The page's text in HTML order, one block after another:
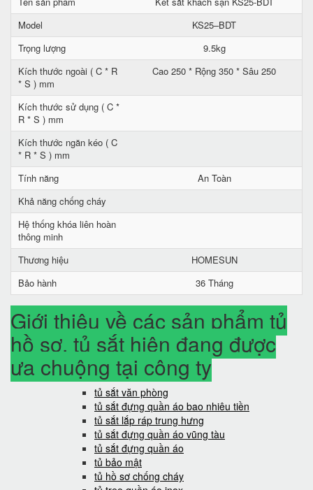
Model
KS25–BDT
Trọng lượng
9.5kg
Kích thước ngoài ( C * R
* S ) mm
Cao 250 * Rộng 350 * Sâu 250
Kích thước sử dụng ( C *
R * S ) mm
Kích thước ngăn kéo ( C
* R * S ) mm
Tính năng
An Toàn
Khả năng chống cháy
Hệ thống khóa liên hoàn
thông minh
Thương hiệu
HOMESUN
Bảo hành
36 Tháng
Giới thiệu về các sản phẩm tủ
hồ sơ, tủ sắt hiện đang được
ưa chuộng tại công ty
tủ sắt văn phòng
tủ sắt đựng quần áo bao nhiêu tiền
tủ sắt lắp ráp trung hưng
tủ sắt đựng quần áo vũng tàu
tủ sắt đựng quần áo
tủ bảo mật
tủ hồ sơ chống cháy